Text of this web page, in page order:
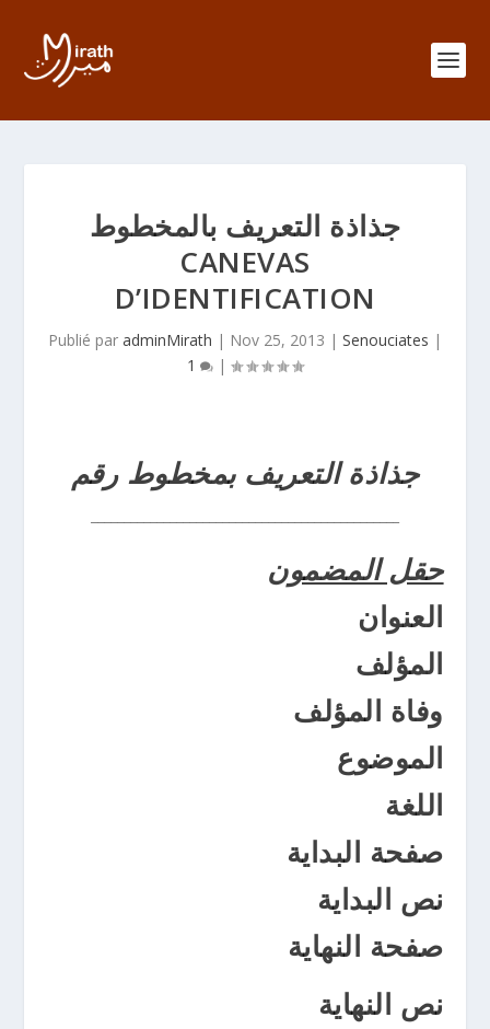
جذاذة التعريف بالمخطوط
CANEVAS
D’IDENTIFICATION
Publié par adminMirath | Nov 25, 2013 | Senouciates |
1
|
جذاذة التعريف بمخطوط رقم
حقل المضمون
العنوان
المؤلف
وفاة المؤلف
الموضوع
اللغة
صفحة البداية
نص البداية
صفحة النهاية
نص النهاية